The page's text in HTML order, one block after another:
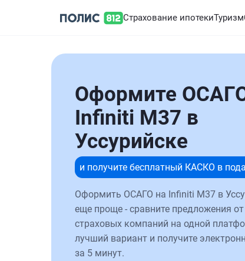
Страхование ипотекиТуризм
Оформите
Infiniti M37 в
Уссурийске
и получите бесплатный КАСКО в
Оформить ОСАГО на Infiniti M37 в
еще проще - сравните предложения
страховых компаний на одной
лучший вариант и получите
за 5 минут.